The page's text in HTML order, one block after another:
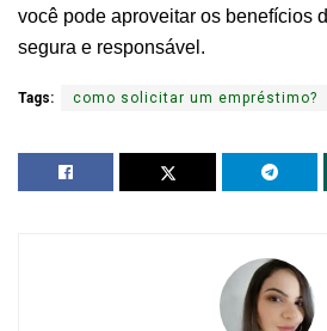
você pode aproveitar os benefícios
segura e responsável.
Tags: como solicitar um empréstimo?